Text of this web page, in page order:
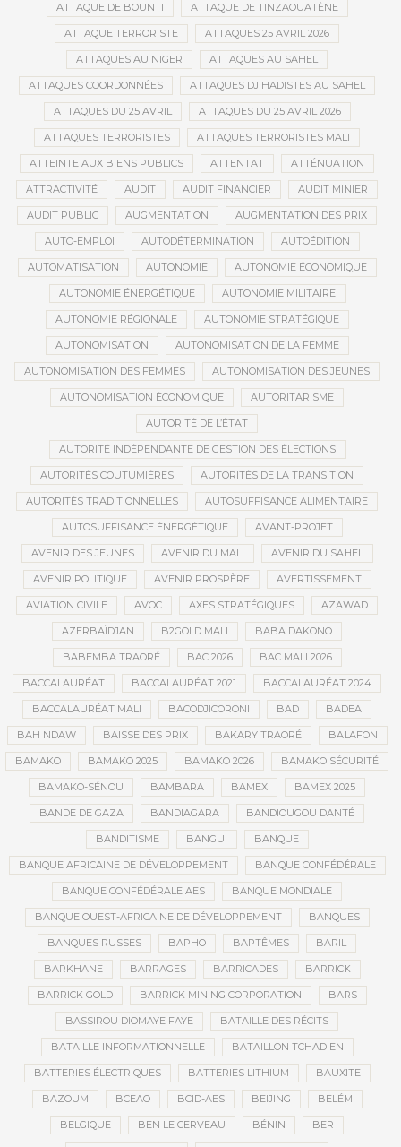
ATTAQUE DE BOUNTI ATTAQUE DE TINZAOUATÈNE
ATTAQUE TERRORISTE ATTAQUES 25 AVRIL 2026
ATTAQUES AU NIGER ATTAQUES AU SAHEL
ATTAQUES COORDONNÉES ATTAQUES DJIHADISTES AU SAHEL
ATTAQUES DU 25 AVRIL ATTAQUES DU 25 AVRIL 2026
ATTAQUES TERRORISTES ATTAQUES TERRORISTES MALI
ATTEINTE AUX BIENS PUBLICS ATTENTAT ATTÉNUATION
ATTRACTIVITÉ AUDIT AUDIT FINANCIER AUDIT MINIER
AUDIT PUBLIC AUGMENTATION AUGMENTATION DES PRIX
AUTO-EMPLOI AUTODÉTERMINATION AUTOÉDITION
AUTOMATISATION AUTONOMIE AUTONOMIE ÉCONOMIQUE
AUTONOMIE ÉNERGÉTIQUE AUTONOMIE MILITAIRE
AUTONOMIE RÉGIONALE AUTONOMIE STRATÉGIQUE
AUTONOMISATION AUTONOMISATION DE LA FEMME
AUTONOMISATION DES FEMMES AUTONOMISATION DES JEUNES
AUTONOMISATION ÉCONOMIQUE AUTORITARISME
AUTORITÉ DE L’ÉTAT
AUTORITÉ INDÉPENDANTE DE GESTION DES ÉLECTIONS
AUTORITÉS COUTUMIÈRES AUTORITÉS DE LA TRANSITION
AUTORITÉS TRADITIONNELLES AUTOSUFFISANCE ALIMENTAIRE
AUTOSUFFISANCE ÉNERGÉTIQUE AVANT-PROJET
AVENIR DES JEUNES AVENIR DU MALI AVENIR DU SAHEL
AVENIR POLITIQUE AVENIR PROSPÈRE AVERTISSEMENT
AVIATION CIVILE AVOC AXES STRATÉGIQUES AZAWAD
AZERBAÏDJAN B2GOLD MALI BABA DAKONO
BABEMBA TRAORÉ BAC 2026 BAC MALI 2026
BACCALAURÉAT BACCALAURÉAT 2021 BACCALAURÉAT 2024
BACCALAURÉAT MALI BACODJICORONI BAD BADEA
BAH NDAW BAISSE DES PRIX BAKARY TRAORÉ BALAFON
BAMAKO BAMAKO 2025 BAMAKO 2026 BAMAKO SÉCURITÉ
BAMAKO-SÉNOU BAMBARA BAMEX BAMEX 2025
BANDE DE GAZA BANDIAGARA BANDIOUGOU DANTÉ
BANDITISME BANGUI BANQUE
BANQUE AFRICAINE DE DÉVELOPPEMENT BANQUE CONFÉDÉRALE
BANQUE CONFÉDÉRALE AES BANQUE MONDIALE
BANQUE OUEST-AFRICAINE DE DÉVELOPPEMENT BANQUES
BANQUES RUSSES BAPHO BAPTÊMES BARIL
BARKHANE BARRAGES BARRICADES BARRICK
BARRICK GOLD BARRICK MINING CORPORATION BARS
BASSIROU DIOMAYE FAYE BATAILLE DES RÉCITS
BATAILLE INFORMATIONNELLE BATAILLON TCHADIEN
BATTERIES ÉLECTRIQUES BATTERIES LITHIUM BAUXITE
BAZOUM BCEAO BCID-AES BEIJING BELÉM
BELGIQUE BEN LE CERVEAU BÉNIN BER